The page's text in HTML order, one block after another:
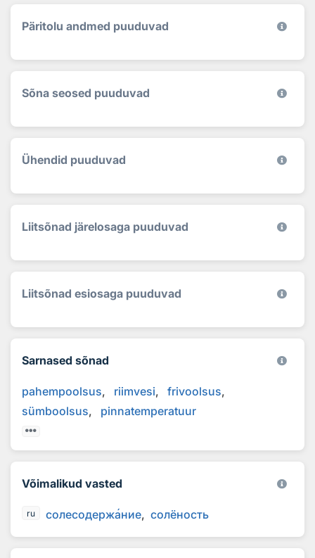
Päritolu andmed puuduvad
Sõna seosed puuduvad
Ühendid puuduvad
Liitsõnad järelosaga puuduvad
Liitsõnad esiosaga puuduvad
Sarnased sõnad
pahempoolsus riimvesi
frivoolsus
sümboolsus
pinnatemperatuur
Võimalikud vasted
ru солесодержание солёность